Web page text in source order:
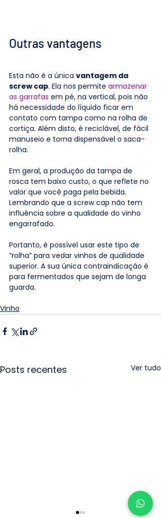
Outras vantagens
Esta não é a única vantagem da
screw cap. Ela nos permite armazenar
as garrafas em pé, na vertical, pois não
há necessidade do líquido ficar em
contato com tampa como na rolha de
cortiça. Além disto, é reciclável, de fácil
manuseio e torna dispensável o saca-
rolha.
Em geral, a produção da tampa de
rosca tem baixo custo, o que reflete no
valor que você paga pela bebida.
Lembrando que a screw cap não tem
influência sobre a qualidade do vinho
engarrafado.
Portanto, é possível usar este tipo de
“rolha” para vedar vinhos de qualidade
superior. A sua única contraindicação é
para fermentados que sejam de longa
guarda.
Vinho
Posts recentes Ver tudo